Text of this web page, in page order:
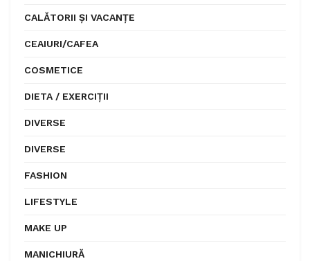
CALĂTORII ȘI VACANȚE
CEAIURI/CAFEA
COSMETICE
DIETA / EXERCIȚII
DIVERSE
DIVERSE
FASHION
LIFESTYLE
MAKE UP
MANICHIURĂ